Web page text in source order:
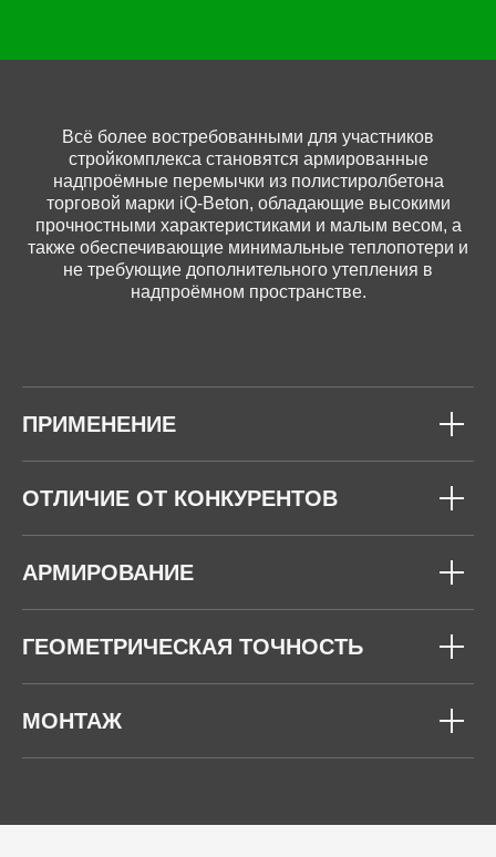
Всё более востребованными для участников
стройкомплекса становятся армированные
надпроёмные перемычки из полистиролбетона
торговой марки iQ-Beton, обладающие высокими
прочностными характеристиками и малым весом, а
также обеспечивающие минимальные теплопотери и
не требующие дополнительного утепления в
надпроёмном пространстве.
ПРИМЕНЕНИЕ
ОТЛИЧИЕ ОТ КОНКУРЕНТОВ
АРМИРОВАНИЕ
ГЕОМЕТРИЧЕСКАЯ ТОЧНОСТЬ
МОНТАЖ